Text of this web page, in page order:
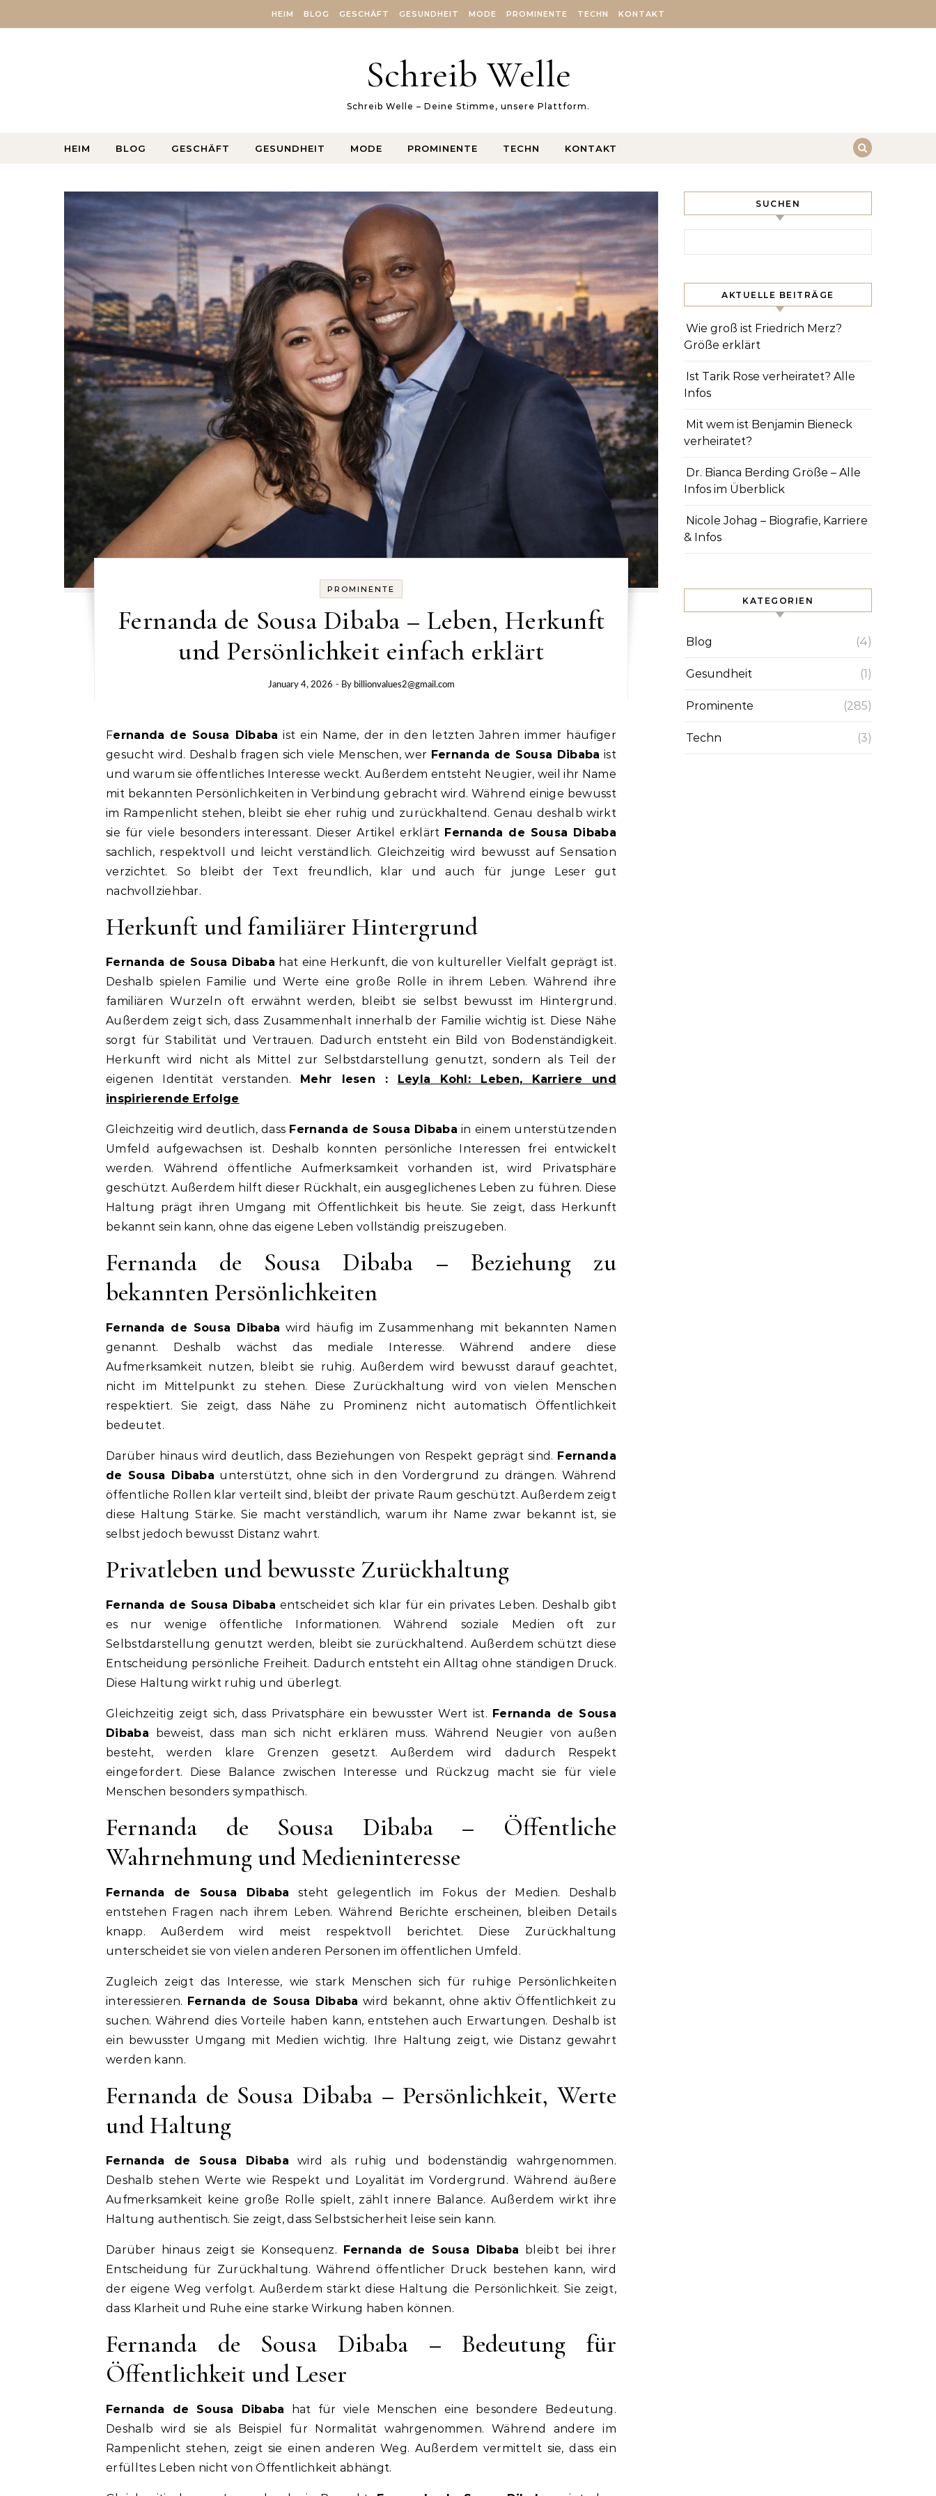
HEIM BLOG GESCHÄFT GESUNDHEIT MODE PROMINENTE TECHN KONTAKT
Schreib Welle
Schreib Welle – Deine Stimme, unsere Plattform.
HEIM BLOG GESCHÄFT GESUNDHEIT MODE PROMINENTE TECHN KONTAKT
PROMINENTE
Fernanda de Sousa Dibaba – Leben, Herkunft
und Persönlichkeit einfach erklärt
January 4, 2026 - By billionvalues2@gmail.com
Fernanda de Sousa Dibaba ist ein Name, der in den letzten Jahren immer häufiger
gesucht wird. Deshalb fragen sich viele Menschen, wer Fernanda de Sousa Dibaba ist
und warum sie öffentliches Interesse weckt. Außerdem entsteht Neugier, weil ihr Name
mit bekannten Persönlichkeiten in Verbindung gebracht wird. Während einige bewusst
im Rampenlicht stehen, bleibt sie eher ruhig und zurückhaltend. Genau deshalb wirkt
sie für viele besonders interessant. Dieser Artikel erklärt Fernanda de Sousa Dibaba
sachlich, respektvoll und leicht verständlich. Gleichzeitig wird bewusst auf Sensation
verzichtet. So bleibt der Text freundlich, klar und auch für junge Leser gut
nachvollziehbar.
Herkunft und familiärer Hintergrund
Fernanda de Sousa Dibaba hat eine Herkunft, die von kultureller Vielfalt geprägt ist.
Deshalb spielen Familie und Werte eine große Rolle in ihrem Leben. Während ihre
familiären Wurzeln oft erwähnt werden, bleibt sie selbst bewusst im Hintergrund.
Außerdem zeigt sich, dass Zusammenhalt innerhalb der Familie wichtig ist. Diese Nähe
sorgt für Stabilität und Vertrauen. Dadurch entsteht ein Bild von Bodenständigkeit.
Herkunft wird nicht als Mittel zur Selbstdarstellung genutzt, sondern als Teil der
eigenen Identität verstanden. Mehr lesen :
Leyla Kohl: Leben, Karriere und
inspirierende Erfolge
Gleichzeitig wird deutlich, dass Fernanda de Sousa Dibaba in einem unterstützenden
Umfeld aufgewachsen ist. Deshalb konnten persönliche Interessen frei entwickelt
werden. Während öffentliche Aufmerksamkeit vorhanden ist, wird Privatsphäre
geschützt. Außerdem hilft dieser Rückhalt, ein ausgeglichenes Leben zu führen. Diese
Haltung prägt ihren Umgang mit Öffentlichkeit bis heute. Sie zeigt, dass Herkunft
bekannt sein kann, ohne das eigene Leben vollständig preiszugeben.
Fernanda de Sousa Dibaba – Beziehung zu
bekannten Persönlichkeiten
Fernanda de Sousa Dibaba wird häufig im Zusammenhang mit bekannten Namen
genannt. Deshalb wächst das mediale Interesse. Während andere diese
Aufmerksamkeit nutzen, bleibt sie ruhig. Außerdem wird bewusst darauf geachtet,
nicht im Mittelpunkt zu stehen. Diese Zurückhaltung wird von vielen Menschen
respektiert. Sie zeigt, dass Nähe zu Prominenz nicht automatisch Öffentlichkeit
bedeutet.
Darüber hinaus wird deutlich, dass Beziehungen von Respekt geprägt sind. Fernanda
de Sousa Dibaba unterstützt, ohne sich in den Vordergrund zu drängen. Während
öffentliche Rollen klar verteilt sind, bleibt der private Raum geschützt. Außerdem zeigt
diese Haltung Stärke. Sie macht verständlich, warum ihr Name zwar bekannt ist, sie
selbst jedoch bewusst Distanz wahrt.
Privatleben und bewusste Zurückhaltung
Fernanda de Sousa Dibaba entscheidet sich klar für ein privates Leben. Deshalb gibt
es nur wenige öffentliche Informationen. Während soziale Medien oft zur
Selbstdarstellung genutzt werden, bleibt sie zurückhaltend. Außerdem schützt diese
Entscheidung persönliche Freiheit. Dadurch entsteht ein Alltag ohne ständigen Druck.
Diese Haltung wirkt ruhig und überlegt.
Gleichzeitig zeigt sich, dass Privatsphäre ein bewusster Wert ist. Fernanda de Sousa
Dibaba beweist, dass man sich nicht erklären muss. Während Neugier von außen
besteht, werden klare Grenzen gesetzt. Außerdem wird dadurch Respekt
eingefordert. Diese Balance zwischen Interesse und Rückzug macht sie für viele
Menschen besonders sympathisch.
Fernanda de Sousa Dibaba – Öffentliche
Wahrnehmung und Medieninteresse
Fernanda de Sousa Dibaba steht gelegentlich im Fokus der Medien. Deshalb
entstehen Fragen nach ihrem Leben. Während Berichte erscheinen, bleiben Details
knapp. Außerdem wird meist respektvoll berichtet. Diese Zurückhaltung
unterscheidet sie von vielen anderen Personen im öffentlichen Umfeld.
Zugleich zeigt das Interesse, wie stark Menschen sich für ruhige Persönlichkeiten
interessieren. Fernanda de Sousa Dibaba wird bekannt, ohne aktiv Öffentlichkeit zu
suchen. Während dies Vorteile haben kann, entstehen auch Erwartungen. Deshalb ist
ein bewusster Umgang mit Medien wichtig. Ihre Haltung zeigt, wie Distanz gewahrt
werden kann.
Fernanda de Sousa Dibaba – Persönlichkeit, Werte
und Haltung
Fernanda de Sousa Dibaba wird als ruhig und bodenständig wahrgenommen.
Deshalb stehen Werte wie Respekt und Loyalität im Vordergrund. Während äußere
Aufmerksamkeit keine große Rolle spielt, zählt innere Balance. Außerdem wirkt ihre
Haltung authentisch. Sie zeigt, dass Selbstsicherheit leise sein kann.
Darüber hinaus zeigt sie Konsequenz. Fernanda de Sousa Dibaba bleibt bei ihrer
Entscheidung für Zurückhaltung. Während öffentlicher Druck bestehen kann, wird
der eigene Weg verfolgt. Außerdem stärkt diese Haltung die Persönlichkeit. Sie zeigt,
dass Klarheit und Ruhe eine starke Wirkung haben können.
Fernanda de Sousa Dibaba – Bedeutung für
Öffentlichkeit und Leser
Fernanda de Sousa Dibaba hat für viele Menschen eine besondere Bedeutung.
Deshalb wird sie als Beispiel für Normalität wahrgenommen. Während andere im
Rampenlicht stehen, zeigt sie einen anderen Weg. Außerdem vermittelt sie, dass ein
erfülltes Leben nicht von Öffentlichkeit abhängt.
SUCHEN
AKTUELLE BEITRÄGE
Wie groß ist Friedrich Merz?
Größe erklärt
Ist Tarik Rose verheiratet? Alle
Infos
Mit wem ist Benjamin Bieneck
verheiratet?
Dr. Bianca Berding Größe – Alle
Infos im Überblick
Nicole Johag – Biografie, Karriere
& Infos
KATEGORIEN
Blog (4)
Gesundheit (1)
Prominente (285)
Techn (3)